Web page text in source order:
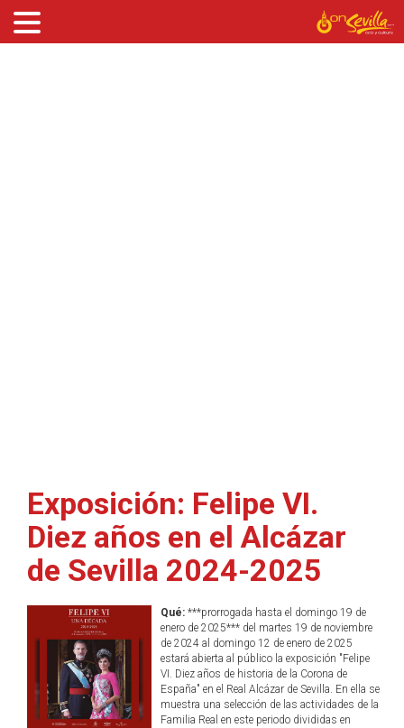
Exposición: Felipe VI.
Diez años en el Alcázar
de Sevilla 2024-2025
Qué:***prorrogada hasta el domingo 19 de
enero de 2025*** del martes 19 de noviembre
de 2024 al domingo 12 de enero de 2025
estará abierta al público la exposición "Felipe
VI. Diez años de historia de la Corona de
España" en el Real Alcázar de Sevilla. En ella se
muestra una selección de las actividades de la
Familia Real en este periodo divididas en